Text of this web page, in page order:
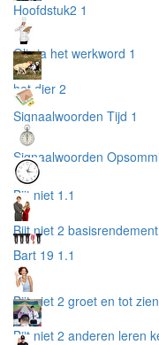
Hoofdstuk2 1
Oliwia het werkword 1
het dier 2
Signaalwoorden Tijd 1
Signaalwoorden
Bijt niet 1.1
Bijt niet 2 basisrendement
Bart 19 1.1
Bijt niet 2 groet en tot
Bijt niet 2 anderen leren